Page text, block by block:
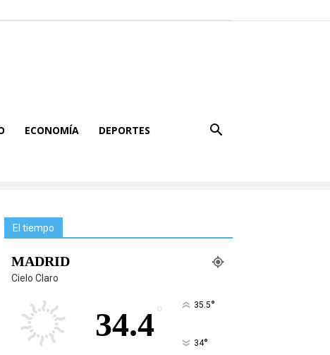
ECONOMÍA DEPORTES
El tiempo
MADRID
Cielo Claro
34.4° 35.5°
34°